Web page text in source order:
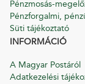
Pénzmosás-
Pénzforgalmi,
Süti tájékoztató
INFORMÁCIÓ
A Magyar Postáról
Adatkezelési